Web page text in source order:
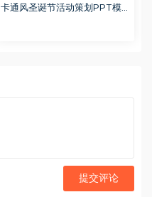
卡通风圣诞节活动策划PPT模
提交评论